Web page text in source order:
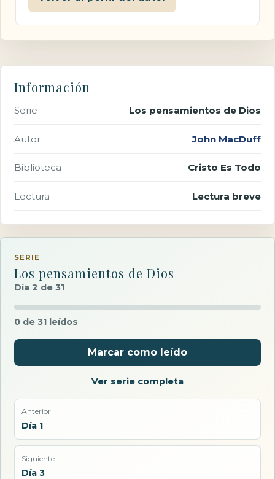
Información
Serie Los pensamientos de Dios
Autor John MacDuff
Biblioteca Cristo Es Todo
Lectura Lectura breve
SERIE
Los pensamientos de Dios
Día 2 de 31
0 de 31 leídos
Marcar como leído
Ver serie completa
Anterior
Día 1
Siguiente
Día 3